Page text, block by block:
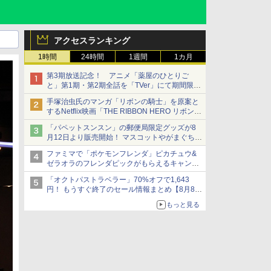
アクセスランキング
1時間 24時間 1週間 1カ月
第3期放送記念！ アニメ「薬屋のひとりご
と」第1期・第2期全話を「TVer」にて期間限定
で順次無料配信開始
手塚治虫氏のマンガ「リボンの騎士」を原案と
するNetflix映画「THE RIBBON HERO リボンヒ
ーロー」本日配信開始
「パペットスンスン」の郵便局限定グッズが8
月12日より販売開始！ マスコットやがまぐち、
レターセットなどが登場
ファミマで「ポケモンフレンダ」ピカチュウ&
ゼラオラのフレンダピックがもらえるキャンペ
ーン開催！
「オクトパストラベラー」70%オフで1,643
円！ もうすぐ終了のセール情報まとめ【8月8日
ニンテンドーeショップでは「大神 絶景版」が
もっと見る